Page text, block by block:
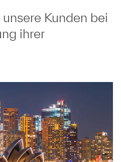
Kunden bei
ihrer